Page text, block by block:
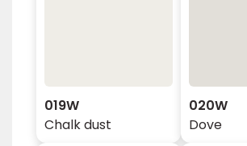
019W
Chalk dust
020W
Dove